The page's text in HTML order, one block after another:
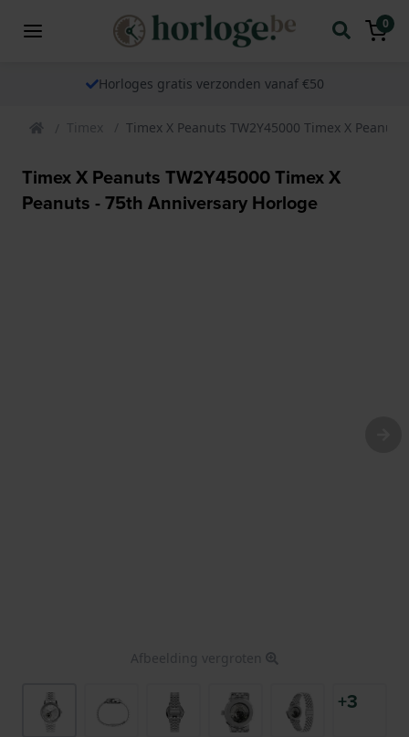
0
Horloges gratis verzonden vanaf €50
Timex Timex X Peanuts TW2Y45000 Timex X
Timex X Peanuts TW2Y45000 Timex X
Peanuts - 75th Anniversary Horloge
Afbeelding vergroten
+3